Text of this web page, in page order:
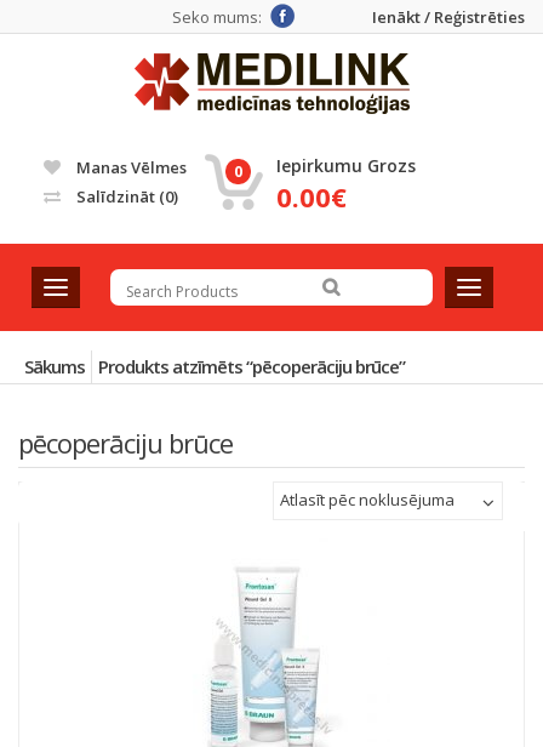
Ienākt / Reģistrēties
Seko mums:
Manas Vēlmes
Salīdzināt (0)
0 Iepirkumu Grozs
0.00€
T
o
g
g
l
n
a
T
o
g
l
a
Sākums Produkts atzīmēts “pēcoperāciju brūce”
pēcoperāciju brūce
Atlasīt pēc noklusējuma